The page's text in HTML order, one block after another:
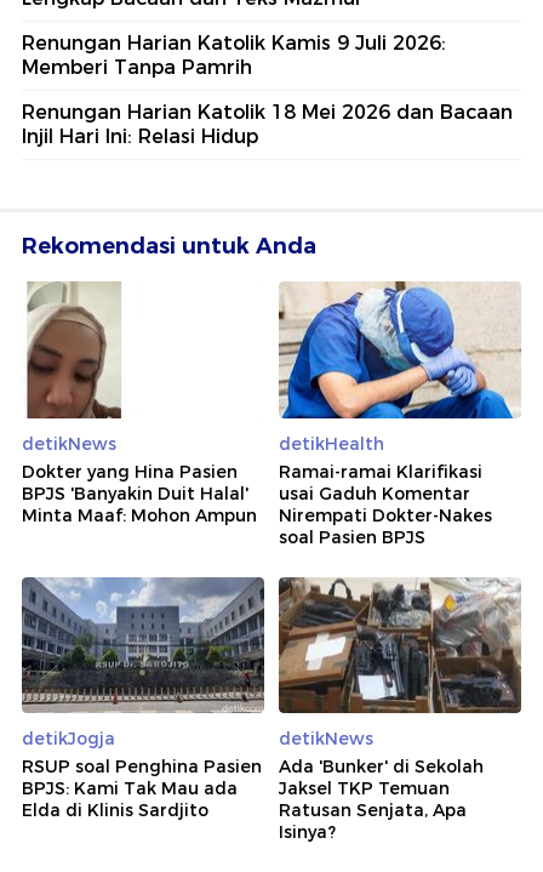
Renungan Harian Katolik Kamis 9 Juli 2026:
Memberi Tanpa Pamrih
Renungan Harian Katolik 18 Mei 2026 dan Bacaan
Injil Hari Ini: Relasi Hidup
Rekomendasi untuk Anda
detikNews
Dokter yang Hina Pasien
BPJS 'Banyakin Duit Halal'
Minta Maaf: Mohon Ampun
detikHealth
Ramai-ramai Klarifikasi
usai Gaduh Komentar
Nirempati Dokter-Nakes
soal Pasien BPJS
detikJogja
RSUP soal Penghina Pasien
BPJS: Kami Tak Mau ada
Elda di Klinis Sardjito
detikNews
Ada 'Bunker' di Sekolah
Jaksel TKP Temuan
Ratusan Senjata, Apa
Isinya?